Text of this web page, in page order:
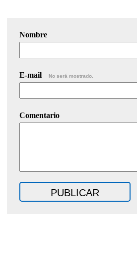
Nombre
E-mail No será mostrado.
Comentario